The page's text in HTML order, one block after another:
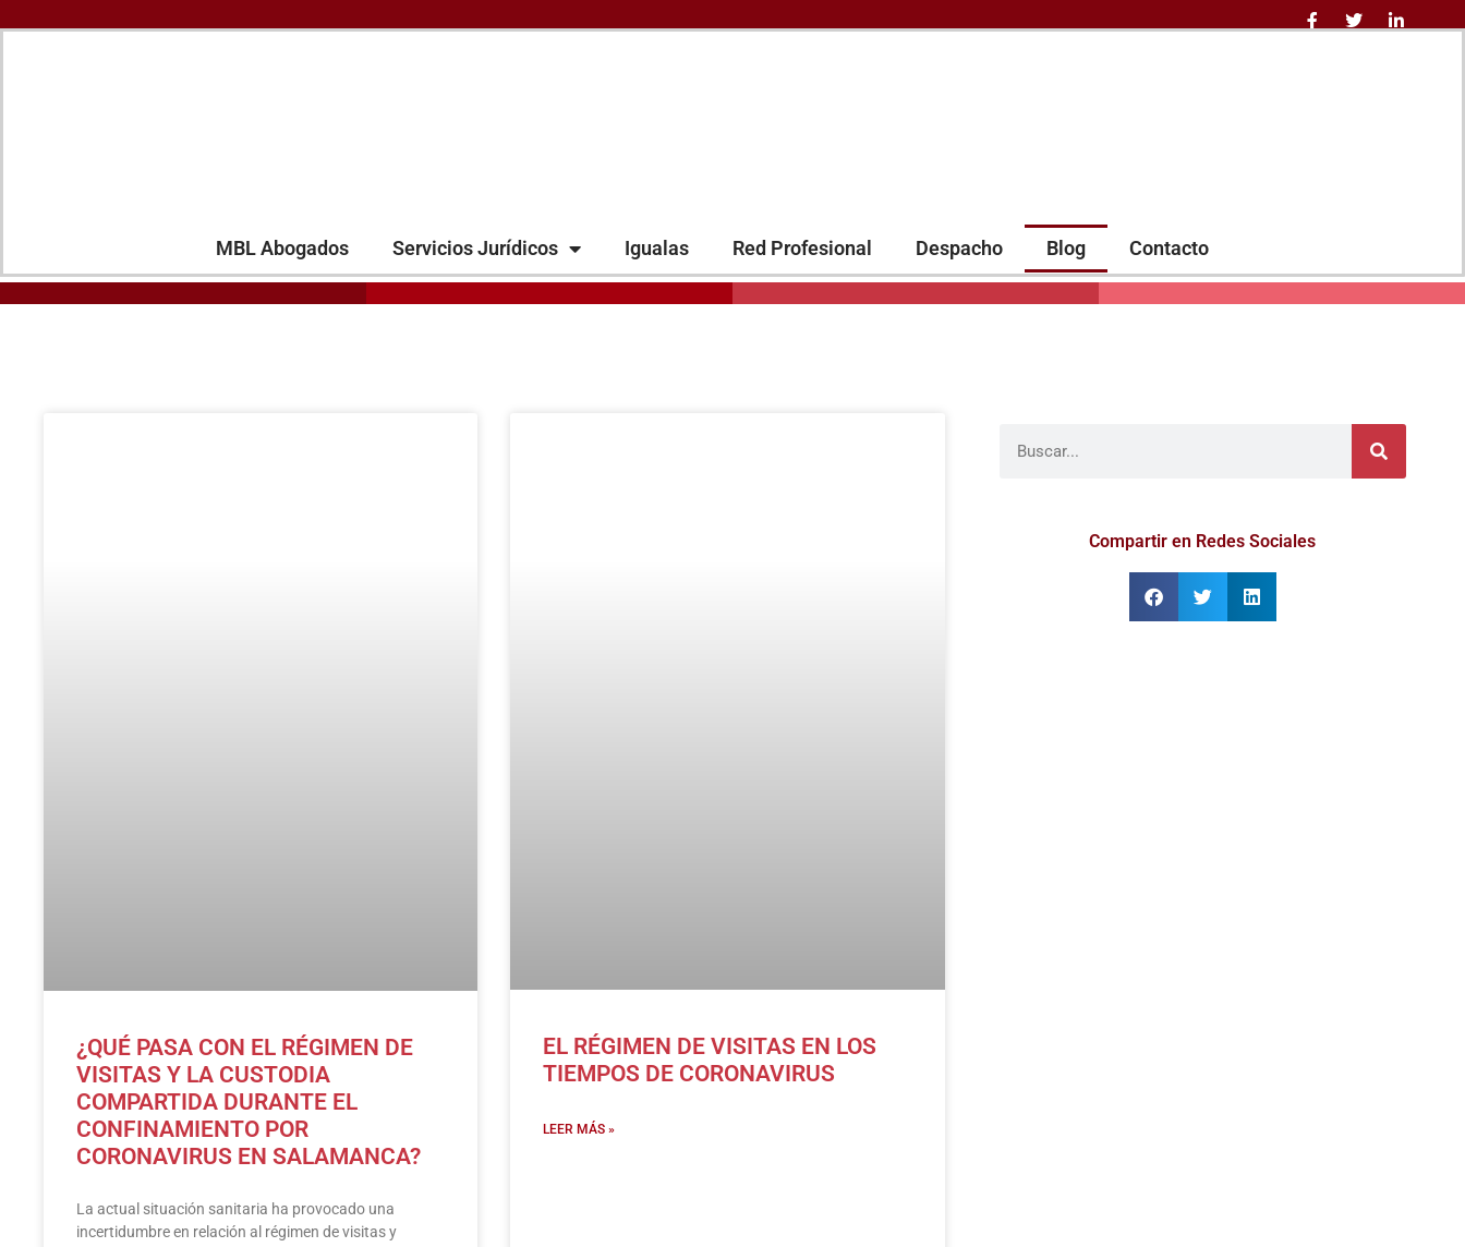
MBL Abogados Servicios Jurídicos Igualas Red Profesional Despacho Blog Contacto
¿QUÉ PASA CON EL RÉGIMEN DE
VISITAS Y LA CUSTODIA
COMPARTIDA DURANTE EL
CONFINAMIENTO POR
CORONAVIRUS EN SALAMANCA?
La actual situación sanitaria ha provocado una
incertidumbre en relación al régimen de visitas y
EL RÉGIMEN DE VISITAS EN LOS
TIEMPOS DE CORONAVIRUS
LEER MÁS »
Compartir en Redes Sociales